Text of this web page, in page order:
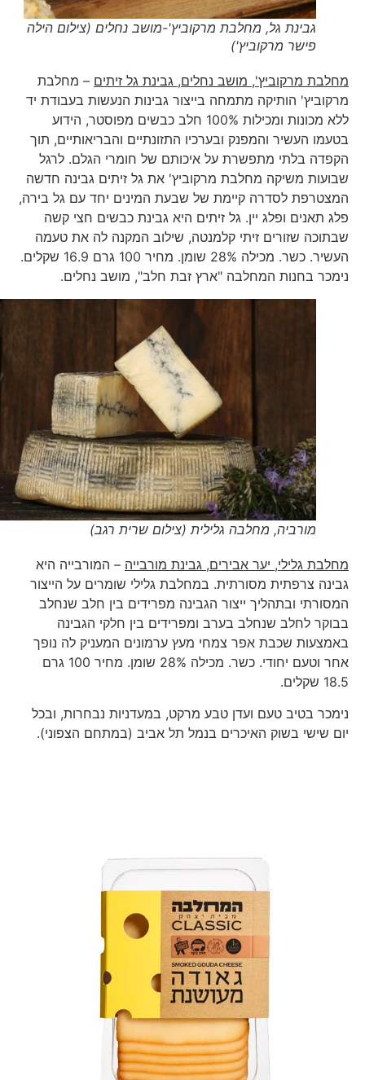
גבינת גל, מחלבת מרקוביץ'-מושב נחלים (צילום הילה
פישר מרקוביץ')
מחלבת מרקוביץ', מושב נחלים, גבינת גל זיתים– מחלבת
מרקוביץ' הותיקה מתמחה בייצור גבינות הנעשות בעבודת יד
ללא מכונות ומכילות 100% חלב כבשים מפוסטר, הידוע
בטעמו העשיר והמפנק ובערכיו התזונתיים והבריאותיים, תוך
הקפדה בלתי מתפשרת על איכותם של חומרי הגלם. לרגל
שבועות משיקה מחלבת מרקוביץ' את גל זיתים גבינה חדשה
המצטרפת לסדרה קיימת של שבעת המינים יחד עם גל בירה,
פלג תאנים ופלג יין. גל זיתים היא גבינת כבשים חצי קשה
שבתוכה שזורים זיתי קלמנטה, שילוב המקנה לה את טעמה
העשיר. כשר. מכילה 28% שומן. מחיר 100 גרם 16.9 שקלים.
נימכר בחנות המחלבה "ארץ זבת חלב", מושב נחלים.
מורביה, מחלבה גלילית (צילום שרית רגב)
מחלבת גלילי, יער אבירים, גבינת מורבייה– המורבייה היא
גבינה צרפתית מסורתית. במחלבת גלילי שומרים על הייצור
המסורתי ובתהליך ייצור הגבינה מפרידים בין חלב שנחלב
בבוקר לחלב שנחלב בערב ומפרידים בין חלקי הגבינה
באמצעות שכבת אפר צמחי מעץ ערמונים המעניק לה נופך
אחר וטעם יחודי. כשר. מכילה 28% שומן. מחיר 100 גרם
18.5 שקלים.
נימכר בטיב טעם ועדן טבע מרקט, במעדניות נבחרות, ובכל
יום שישי בשוק האיכרים בנמל תל אביב (במתחם הצפוני).